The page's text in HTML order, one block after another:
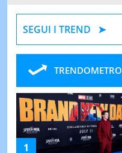
SEGUI I TREND
TRENDOMETRO